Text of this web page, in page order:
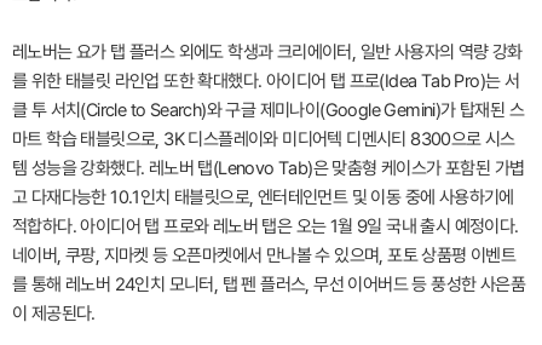
레노버는 요가 탭 플러스 외에도 학생과 크리에이터, 일반 사용자의 역량 강화
를 위한 태블릿 라인업 또한 확대했다. 아이디어 탭 프로(Idea Tab Pro)는 서
클 투 서치(Circle to Search)와 구글 제미나이(Google Gemini)가 탑재된 스
마트 학습 태블릿으로, 3K 디스플레이와 미디어텍 디멘시티 8300으로 시스
템 성능을 강화했다. 레노버 탭(Lenovo Tab)은 맞춤형 케이스가 포함된 가볍
고 다재다능한 10.1인치 태블릿으로, 엔터테인먼트 및 이동 중에 사용하기에
적합하다. 아이디어 탭 프로와 레노버 탭은 오는 1월 9일 국내 출시 예정이다.
네이버, 쿠팡, 지마켓 등 오픈마켓에서 만나볼 수 있으며, 포토 상품평 이벤트
를 통해 레노버 24인치 모니터, 탭 펜 플러스, 무선 이어버드 등 풍성한 사은품
이 제공된다.